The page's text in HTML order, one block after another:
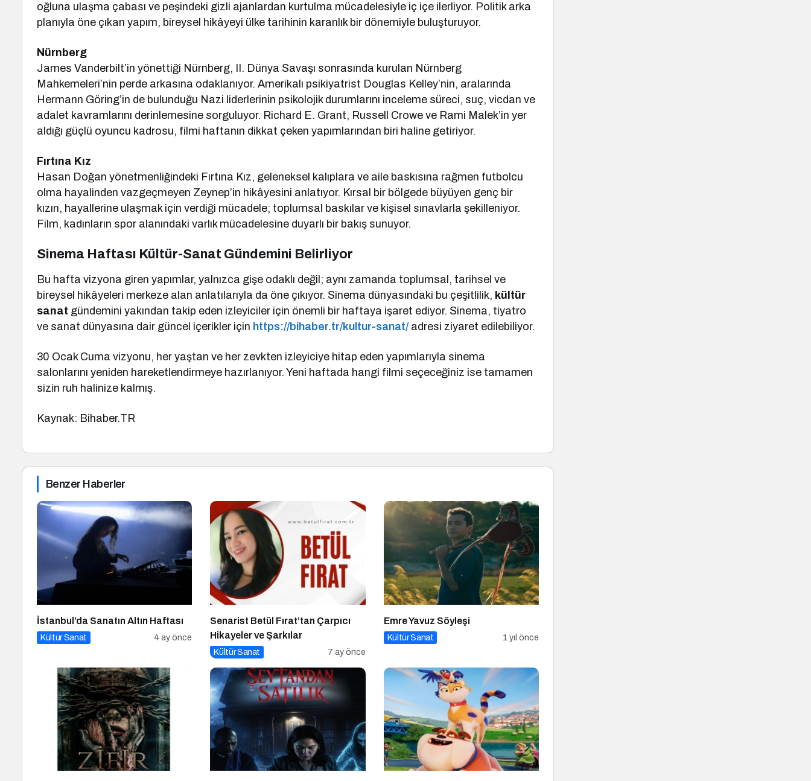
oğluna ulaşma çabası ve peşindeki gizli ajanlardan kurtulma mücadelesiyle iç içe ilerliyor. Politik arka
planıyla öne çıkan yapım, bireysel hikâyeyi ülke tarihinin karanlık bir dönemiyle buluşturuyor.
Nürnberg
James Vanderbilt’in yönettiği Nürnberg, II. Dünya Savaşı sonrasında kurulan Nürnberg
Mahkemeleri’nin perde arkasına odaklanıyor. Amerikalı psikiyatrist Douglas Kelley’nin, aralarında
Hermann Göring’in de bulunduğu Nazi liderlerinin psikolojik durumlarını inceleme süreci, suç, vicdan ve
adalet kavramlarını derinlemesine sorguluyor. Richard E. Grant, Russell Crowe ve Rami Malek’in yer
aldığı güçlü oyuncu kadrosu, filmi haftanın dikkat çeken yapımlarından biri haline getiriyor.
Fırtına Kız
Hasan Doğan yönetmenliğindeki Fırtına Kız, geleneksel kalıplara ve aile baskısına rağmen futbolcu
olma hayalinden vazgeçmeyen Zeynep’in hikâyesini anlatıyor. Kırsal bir bölgede büyüyen genç bir
kızın, hayallerine ulaşmak için verdiği mücadele; toplumsal baskılar ve kişisel sınavlarla şekilleniyor.
Film, kadınların spor alanındaki varlık mücadelesine duyarlı bir bakış sunuyor.
Sinema Haftası Kültür-Sanat Gündemini Belirliyor
Bu hafta vizyona giren yapımlar, yalnızca gişe odaklı değil; aynı zamanda toplumsal, tarihsel ve
bireysel hikâyeleri merkeze alan anlatılarıyla da öne çıkıyor. Sinema dünyasındaki bu çeşitlilik, kültür
sanat gündemini yakından takip eden izleyiciler için önemli bir haftaya işaret ediyor. Sinema, tiyatro
ve sanat dünyasına dair güncel içerikler için https://bihaber.tr/kultur-sanat/adresi ziyaret edilebiliyor.
30 Ocak Cuma vizyonu, her yaştan ve her zevkten izleyiciye hitap eden yapımlarıyla sinema
salonlarını yeniden hareketlendirmeye hazırlanıyor. Yeni haftada hangi filmi seçeceğiniz ise tamamen
sizin ruh halinize kalmış.
Kaynak: Bihaber.TR
Benzer Haberler
İstanbul’da Sanatın Altın Haftası
Kültür Sanat 4 ay önce
Senarist Betül Fırat’tan Çarpıcı
Hikayeler ve Şarkılar
Kültür Sanat 7 ay önce
Emre Yavuz Söyleşi
Kültür Sanat 1 yıl önce